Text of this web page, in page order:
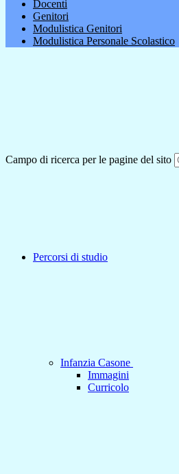
Docenti
Genitori
Modulistica Genitori
Modulistica Personale Scolastico
Campo di ricerca per le pagine del sito
Percorsi di studio
Infanzia Casone
Immagini
Curricolo